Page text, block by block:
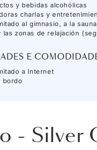
y bebidas alcohólicas
charlas y
al gimnasio, a la
las zonas de relajación
E
a Internet
bordo
- Silver